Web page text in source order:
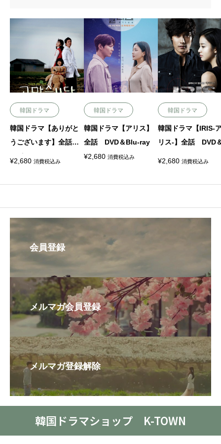
韓国ドラマ
韓国ドラマ【ありがと
うございます】全話 D
VD＆Blu-ray
¥2,680 消費税込み
韓国ドラマ
韓国ドラマ【アリス】
全話 DVD＆Blu-ray
¥2,680 消費税込み
韓国ドラマ
韓国ドラマ【IRIS-
リス-】全話 DVD
¥2,680 消費税込み
会員登録
メルマガ会員登録
メルマガ登録解除
韓国ドラマショップ K-TOWN